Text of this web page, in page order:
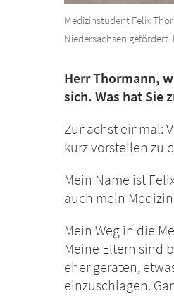
Medizinstudent Felix
Niedersachsen
Herr Thormann,
sich. Was hat Sie
Zunächst einmal:
kurz vorstellen zu
Mein Name ist
auch mein
Mein Weg in die
Meine Eltern sind
eher geraten,
einzuschlagen.